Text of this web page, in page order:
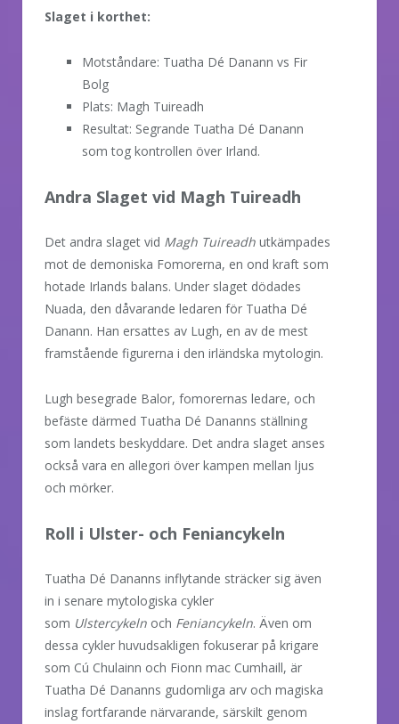
Slaget i korthet:
Motståndare: Tuatha Dé Danann vs Fir
Bolg
Plats: Magh Tuireadh
Resultat: Segrande Tuatha Dé Danann
som tog kontrollen över Irland.
Andra Slaget vid Magh Tuireadh
Det andra slaget vid Magh Tuireadh utkämpades
mot de demoniska Fomorerna, en ond kraft som
hotade Irlands balans. Under slaget dödades
Nuada, den dåvarande ledaren för Tuatha Dé
Danann. Han ersattes av Lugh, en av de mest
framstående figurerna i den irländska mytologin.
Lugh besegrade Balor, fomorernas ledare, och
befäste därmed Tuatha Dé Dananns ställning
som landets beskyddare. Det andra slaget anses
också vara en allegori över kampen mellan ljus
och mörker.
Roll i Ulster- och Feniancykeln
Tuatha Dé Dananns inflytande sträcker sig även
in i senare mytologiska cykler
som Ulstercykeln och Feniancykeln. Även om
dessa cykler huvudsakligen fokuserar på krigare
som Cú Chulainn och Fionn mac Cumhaill, är
Tuatha Dé Dananns gudomliga arv och magiska
inslag fortfarande närvarande, särskilt genom